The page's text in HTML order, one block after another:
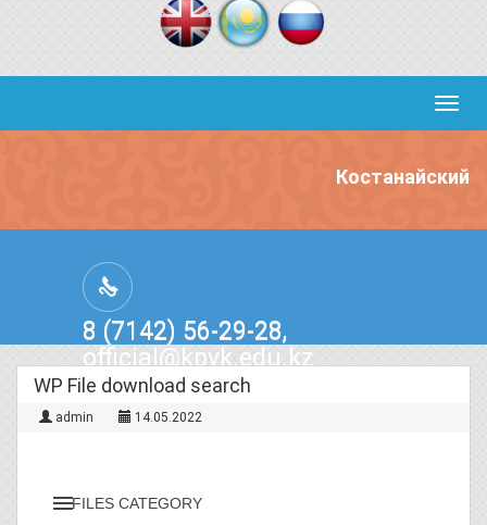
Костанайский
8 (7142) 56-29-28,
official@kpvk.edu.kz
г.Костанай, Проспект Кобыланды
Батыра, 3
WP File download search
admin 14.05.2022
FILES CATEGORY